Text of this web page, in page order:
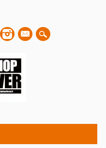
mail